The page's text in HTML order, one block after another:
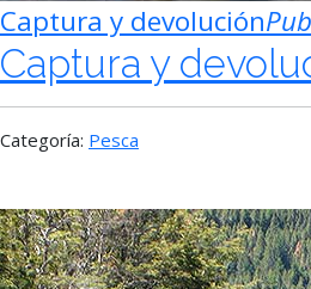
Captura y devolución
Captura y
Categoría: Pesca